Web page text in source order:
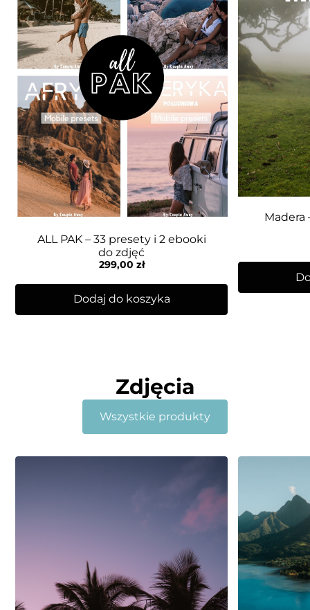
ALL PAK – 33 presety i 2 ebooki
do zdjęć
299,00 zł
Dodaj do koszyka
Madera
Zdjęcia
Wszystkie produkty